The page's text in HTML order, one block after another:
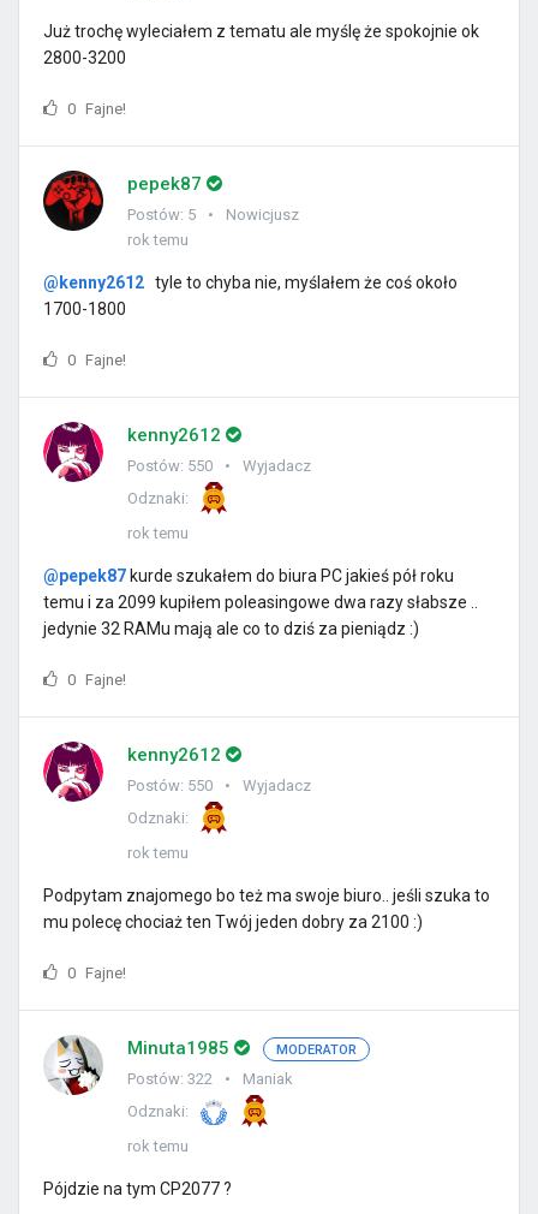
Już trochę wyleciałem z tematu ale myślę że spokojnie ok
2800-3200
0 Fajne!
pepek87
Postów: 5
Nowicjusz
rok temu
@kenny2612 tyle to chyba nie, myślałem że coś około
1700-1800
0 Fajne!
kenny2612
Postów: 550
Wyjadacz
Odznaki:
rok temu
@pepek87 kurde szukałem do biura PC jakieś pół roku
temu i za 2099 kupiłem poleasingowe dwa razy słabsze ..
jedynie 32 RAMu mają ale co to dziś za pieniądz :)
0 Fajne!
kenny2612
Postów: 550
Wyjadacz
Odznaki:
rok temu
Podpytam znajomego bo też ma swoje biuro.. jeśli szuka to
mu polecę chociaż ten Twój jeden dobry za 2100 :)
0 Fajne!
Minuta1985 MODERATOR
Postów: 322
Maniak
Odznaki:
rok temu
Pójdzie na tym CP2077 ?